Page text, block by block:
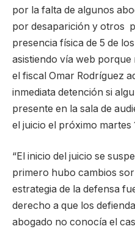
por la falta de algunos
por desaparición y otros
presencia física de 5 de
asistiendo vía web porque
el fiscal Omar Rodríguez
inmediata detención si
presente en la sala de
el juicio el próximo martes
“El inicio del juicio se
primero hubo cambios
estrategia de la defensa
derecho a que los
abogado no conocía el